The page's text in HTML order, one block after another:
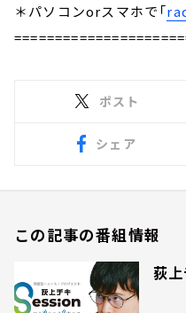
＊パソコンorスマホで「
ポスト
シェア
この記事の番組情報
荻